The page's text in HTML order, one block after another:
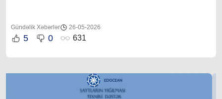
Gündəlik Xəbərlər 26-05-2026
5 0 631